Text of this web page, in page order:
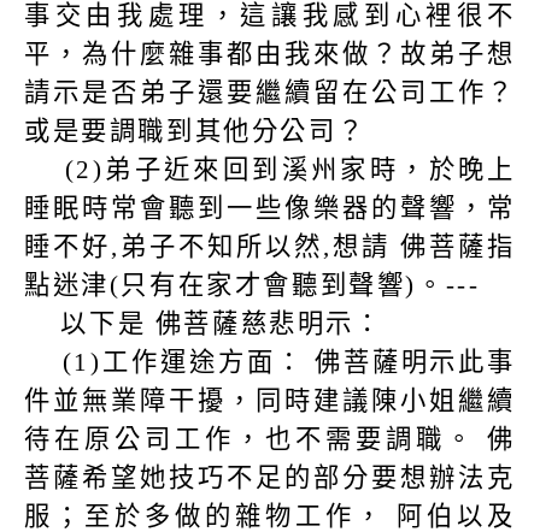
事交由我處理，這讓我感到心裡很不
平，為什麼雜事都由我來做？故弟子想
請示是否弟子還要繼續留在公司工作？
或是要調職到其他分公司？
(2) 弟子近來回到溪州家時，於晚上
睡眠時常會聽到一些像樂器的聲響，常
睡不好, 弟子不知所以然,想請 佛菩薩指
點迷津( 只有在家才會聽到聲響) 。 ---
以下是 佛菩薩慈悲明示：
(1) 工作運途方面： 佛菩薩明示此事
件並無業障干擾，同時建議陳小姐繼續
待在原公司工作，也不需要調職。 佛
菩薩希望她技巧不足的部分要想辦法克
服；至於多做的雜物工作， 阿伯以及